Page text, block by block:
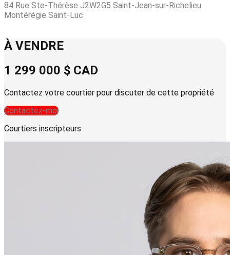
84 Rue Ste-Thérèse J2W2G5 Saint-Jean-sur-Richelieu
Montérégie Saint-Luc
+
À VENDRE
1 299 000 $ CAD
Contactez votre courtier pour discuter de cette propriété
Contactez-moi
Courtiers inscripteurs